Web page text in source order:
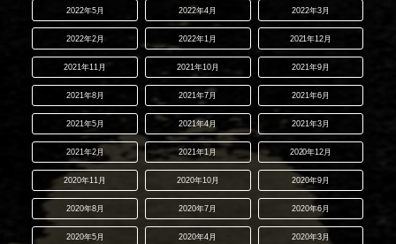
2022年5月 2022年4月 2022年3月
2022年2月 2022年1月 2021年12月
2021年11月 2021年10月 2021年9月
2021年8月 2021年7月 2021年6月
2021年5月 2021年4月 2021年3月
2021年2月 2021年1月 2020年12月
2020年11月 2020年10月 2020年9月
2020年8月 2020年7月 2020年6月
2020年5月 2020年4月 2020年3月